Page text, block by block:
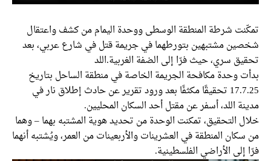
تمكّنت شرطة المنطقة الوسطى ووحدة اليمام من كشف واعتقال
شخصين مشتبهين بتورطهما في جريمة قتل في شارع عربي، بعد
تحقيق سري، حيث فرّا إلى الضفة الغربية.اللد
بدأت وحدة مكافحة الجريمة الخاصة في منطقة الساحل بتاريخ
17.7.25 تحقيقًا مكثفًا بعد ورود تقرير عن حادث إطلاق نار في
مدينة اللد، أسفر عن مقتل أحد السكان المحليين.
خلال التحقيق، تمكنت الوحدة من تحديد هوية المشتبه بهما – وهما
من سكان المنطقة في العشرينات والأربعينات من العمر، ويُشتبه أنهما
فرّا إلى الأراضي الفلسطينية.